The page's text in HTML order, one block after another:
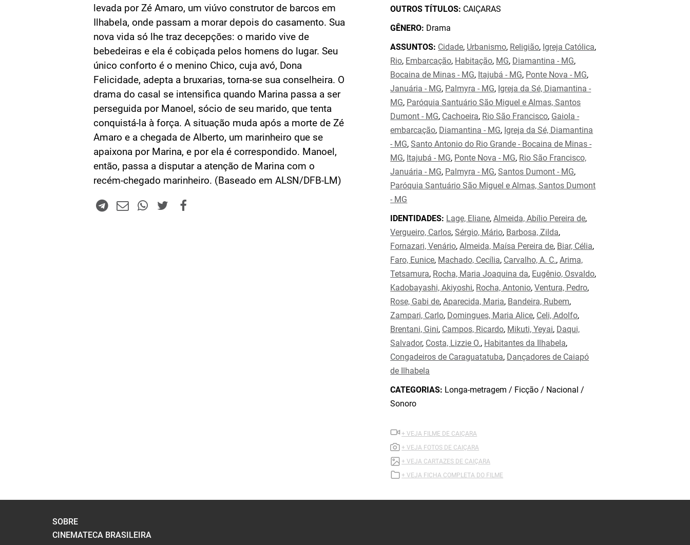
levada por Zé Amaro, um viúvo construtor de barcos em
Ilhabela, onde passam a morar depois do casamento. Sua
nova vida só lhe traz decepções: o marido vive de
bebedeiras e ela é cobiçada pelos homens do lugar. Seu
único conforto é o menino Chico, cuja avó, Dona
Felicidade, adepta a bruxarias, torna-se sua conselheira. O
drama do casal se intensifica quando Marina passa a ser
perseguida por Manoel, sócio de seu marido, que tenta
conquistá-la à força. A situação muda após a morte de Zé
Amaro e a chegada de Alberto, um marinheiro que se
apaixona por Marina, e por ela é correspondido. Manoel,
então, passa a disputar a atenção de Marina com o
recém-chegado marinheiro. (Baseado em ALSN/DFB-LM)
OUTROS TÍTULOS: CAIÇARAS
GÊNERO: Drama
ASSUNTOS: Cidade, Urbanismo, Religião, Igreja Católica,
Rio, Embarcação, Habitação, MG, Diamantina - MG,
Bocaina de Minas - MG, Itajubá - MG, Ponte Nova - MG,
Januária - MG, Palmyra - MG, Igreja da Sé, Diamantina -
MG, Paróquia Santuário São Miguel e Almas, Santos
Dumont - MG, Cachoeira, Rio São Francisco, Gaiola -
embarcação, Diamantina - MG, Igreja da Sé, Diamantina
- MG,Santo Antonio do Rio Grande - Bocaina de Minas -
MG, Itajubá - MG, Ponte Nova - MG, Rio São Francisco,
Januária - MG, Palmyra - MG,Santos Dumont - MG,
Paróquia Santuário São Miguel e Almas, Santos Dumont
- MG
IDENTIDADES: Lage, Eliane,Almeida, Abílio Pereira de,
Vergueiro, Carlos,Sérgio, Mário, Barbosa, Zilda,
Fornazari, Venário,Almeida, Maísa Pereira de, Biar, Célia,
Faro, Eunice, Machado, Cecília, Carvalho, A. C.,Arima,
Tetsamura, Rocha, Maria Joaquina da, Eugênio, Osvaldo,
Kadobayashi, Akiyoshi, Rocha, Antonio,Ventura, Pedro,
Rose, Gabi de,Aparecida, Maria, Bandeira, Rubem,
Zampari, Carlo, Domingues, Maria Alice, Celi, Adolfo,
Brentani, Gini, Campos, Ricardo, Mikuti, Yeyai, Daqui,
Salvador, Costa, Lizzie O., Habitantes da Ilhabela,
Congadeiros de Caraguatatuba, Dançadores de Caiapó
de Ilhabela
CATEGORIAS: Longa-metragem / Ficção / Nacional /
Sonoro
+ VEJA FILME DE CAIÇARA
+ VEJA FOTOS DE CAIÇARA
+ VEJA CARTAZES DE CAIÇARA
+ VEJA FICHA COMPLETA DO FILME
SOBRE
CINEMATECA BRASILEIRA